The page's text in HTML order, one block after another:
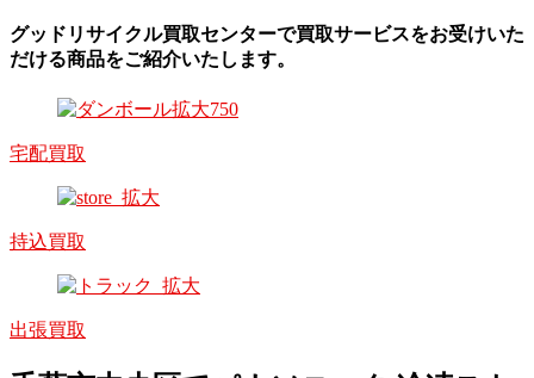
グッドリサイクル買取センターで買取サービスをお受けいた
だける商品をご紹介いたします。
宅配買取
持込買取
出張買取